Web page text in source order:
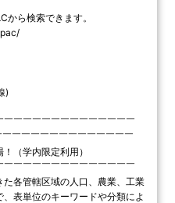
から検索できます。
)
￣￣￣￣￣￣￣￣￣￣￣￣￣
￣￣￣￣￣￣￣￣￣￣￣￣￣
（学内限定利用）
￣￣￣￣￣￣￣￣￣￣￣￣￣
各管轄区域の人口、農業、工業
表単位のキーワードや分類によ